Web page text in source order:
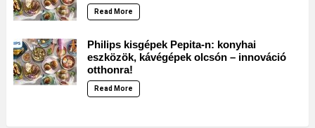
Read More
Philips kisgépek Pepita-n: konyhai
eszközök, kávégépek olcsón – innováció
otthonra!
Read More